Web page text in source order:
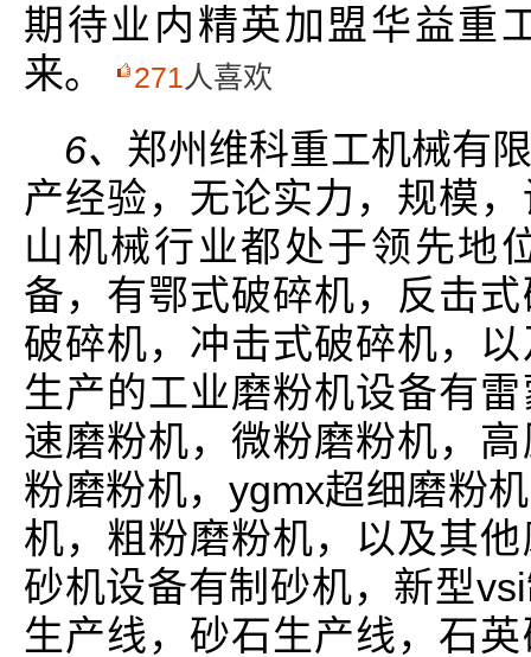
期待业内精英加盟华益重
来。
271人喜欢
6、 郑州维科重工机械有
产经验，无论实力，规模
山机械行业都处于领先地
备，有鄂式破碎机，反击
破碎机，冲击式破碎机，
生产的工业磨粉机设备有
速磨粉机，微粉磨粉机，
粉磨粉机，ygmx超细磨粉
机，粗粉磨粉机，以及其
砂机设备有制砂机，新型
生产线，砂石生产线，石